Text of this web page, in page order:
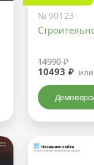
№ 90123
14990 ₽
10493 ₽